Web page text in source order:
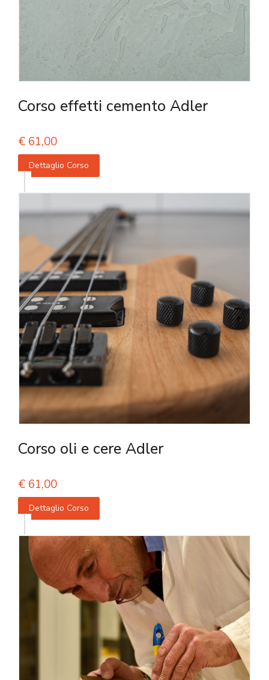
Corso effetti cemento Adler
€ 61,00
Dettaglio Corso
Corso oli e cere Adler
€ 61,00
Dettaglio Corso